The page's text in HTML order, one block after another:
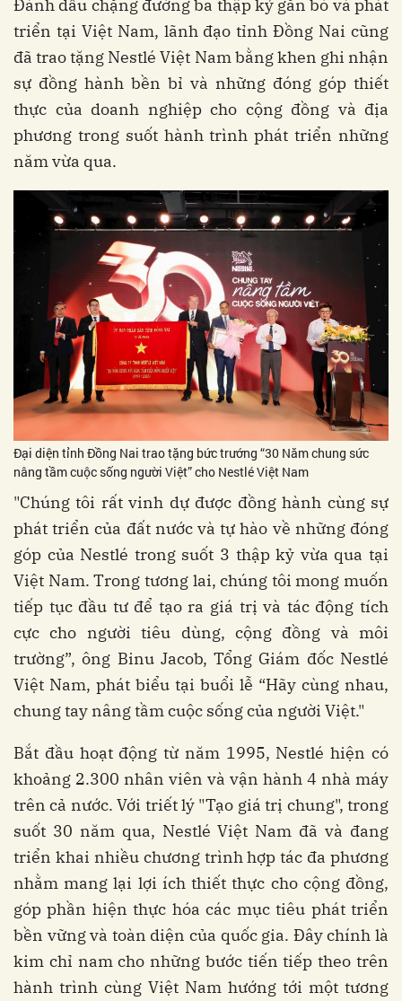
Đánh dấu chặng đường ba thập kỷ gắn bó và phát
triển tại Việt Nam, lãnh đạo tỉnh Đồng Nai cũng
đã trao tặng Nestlé Việt Nam bằng khen ghi nhận
sự đồng hành bền bỉ và những đóng góp thiết
thực của doanh nghiệp cho cộng đồng và địa
phương trong suốt hành trình phát triển những
năm vừa qua.
Đại diện tỉnh Đồng Nai trao tặng bức trướng “30 Năm chung sức
nâng tầm cuộc sống người Việt” cho Nestlé Việt Nam
"Chúng tôi rất vinh dự được đồng hành cùng sự
phát triển của đất nước và tự hào về những đóng
góp của Nestlé trong suốt 3 thập kỷ vừa qua tại
Việt Nam. Trong tương lai, chúng tôi mong muốn
tiếp tục đầu tư để tạo ra giá trị và tác động tích
cực cho người tiêu dùng, cộng đồng và môi
trường”, ông Binu Jacob, Tổng Giám đốc Nestlé
Việt Nam, phát biểu tại buổi lễ “Hãy cùng nhau,
chung tay nâng tầm cuộc sống của người Việt."
Bắt đầu hoạt động từ năm 1995, Nestlé hiện có
khoảng 2.300 nhân viên và vận hành 4 nhà máy
trên cả nước. Với triết lý "Tạo giá trị chung", trong
suốt 30 năm qua, Nestlé Việt Nam đã và đang
triển khai nhiều chương trình hợp tác đa phương
nhằm mang lại lợi ích thiết thực cho cộng đồng,
góp phần hiện thực hóa các mục tiêu phát triển
bền vững và toàn diện của quốc gia. Đây chính là
kim chỉ nam cho những bước tiến tiếp theo trên
hành trình cùng Việt Nam hướng tới một tương